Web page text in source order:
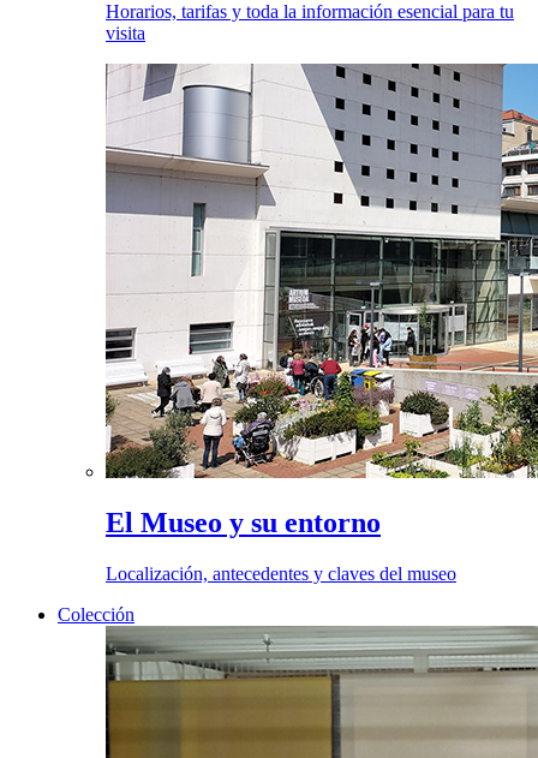
Horarios, tarifas y toda la información esencial para tu
visita
El Museo y su entorno
Localización, antecedentes y claves del museo
Colección